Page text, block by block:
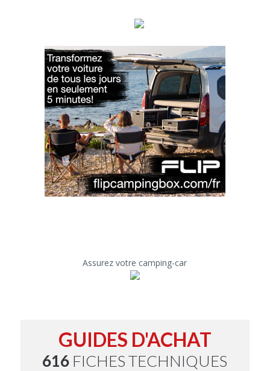
Assurez votre camping-car
GUIDES D'ACHAT
616 FICHES TECHNIQUES